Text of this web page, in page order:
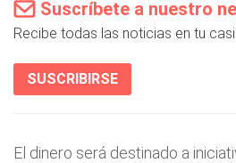
Suscríbete a nuestro
Recibe todas las noticias en tu
SUSCRIBIRSE
El dinero será destinado a